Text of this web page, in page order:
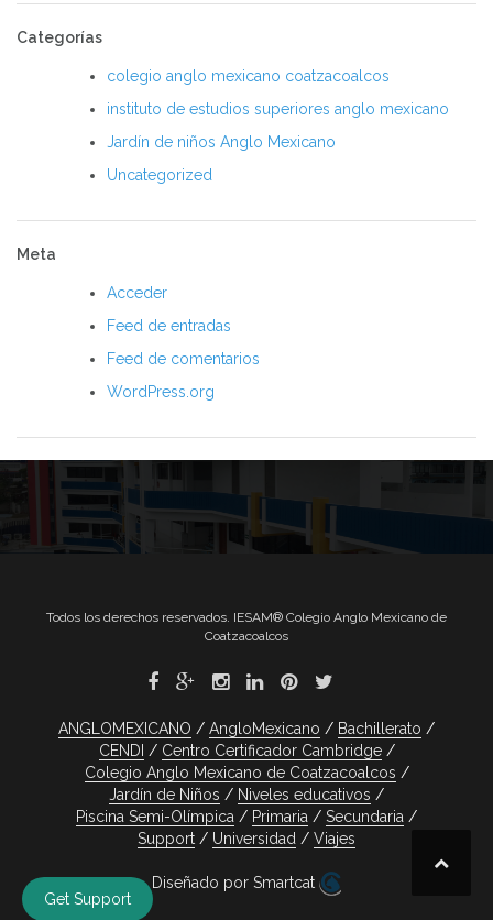
Categorías
colegio anglo mexicano coatzacoalcos
instituto de estudios superiores anglo mexicano
Jardín de niños Anglo Mexicano
Uncategorized
Meta
Acceder
Feed de entradas
Feed de comentarios
WordPress.org
Todos los derechos reservados. IESAM® Colegio Anglo Mexicano de
Coatzacoalcos
ANGLOMEXICANO AngloMexicano
Bachillerato
CENDI
Centro Certificador Cambridge
Colegio Anglo Mexicano de Coatzacoalcos
Jardín de Niños
Niveles educativos
Piscina Semi-Olímpica
Primaria
Secundaria
Support
Universidad Viajes
Diseñado por Smartcat
Get Support